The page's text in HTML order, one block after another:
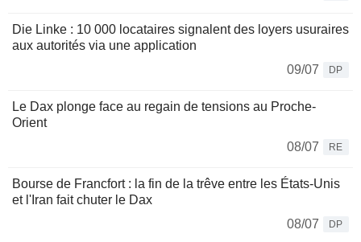
Die Linke : 10 000 locataires signalent des loyers usuraires
aux autorités via une application
09/07
DP
Le Dax plonge face au regain de tensions au Proche-
Orient
08/07
RE
Bourse de Francfort : la fin de la trêve entre les États-Unis
et l'Iran fait chuter le Dax
08/07
DP